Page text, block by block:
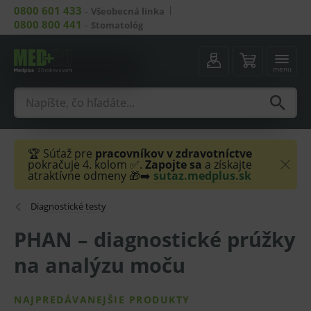
0800 601 433 – Všeobecná linka
0800 800 441 – Stomatológ
menu
🏆 Súťaž pre pracovníkov v zdravotníctve
pokračuje 4. kolom ✅. Zapojte sa a získajte
atraktívne odmeny 🎁➡️ sutaz.medplus.sk
Diagnostické testy
PHAN – diagnostické prúžky
na analýzu moču